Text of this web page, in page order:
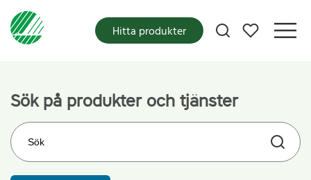
Mina favoriter
Hitta produkter
Sök på produkter och tjänster
Sök på webbplatsen